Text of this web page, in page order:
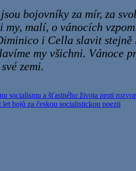
bojovníky za mír, za
my, malí, o vánocích
i Cella slavit stejně
my všichni. Vánoce
zemi.
socialismu a šťastného života proti
let bojů za českou socialistickou poezii